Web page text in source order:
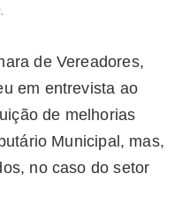
de Vereadores,
em entrevista ao
de melhorias
Municipal, mas,
no caso do setor